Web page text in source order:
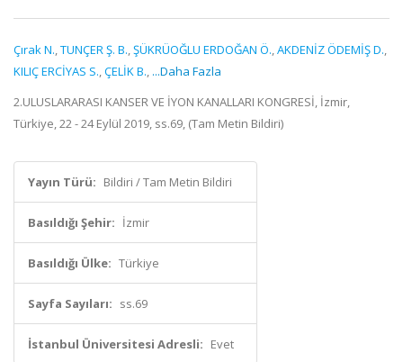
Çırak N.,TUNÇER Ş. B.,ŞÜKRÜOĞLU ERDOĞAN Ö.,AKDENİZ ÖDEMİŞ D.,
KILIÇ ERCİYAS S.,ÇELİK B., ...Daha Fazla
2.ULUSLARARASI KANSER VE İYON KANALLARI KONGRESİ, İzmir,
Türkiye, 22 - 24 Eylül 2019, ss.69, (Tam Metin Bildiri)
Yayın Türü: Bildiri / Tam Metin Bildiri
Basıldığı Şehir: İzmir
Basıldığı Ülke: Türkiye
Sayfa Sayıları: ss.69
İstanbul Üniversitesi Adresli: Evet